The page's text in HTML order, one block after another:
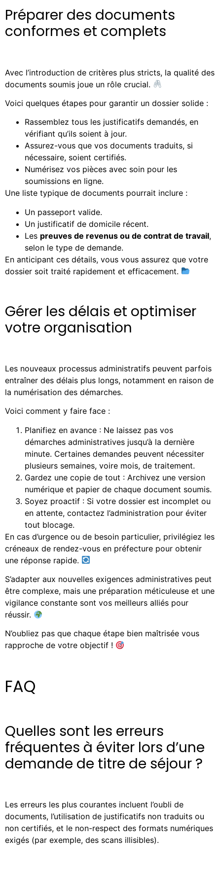
Préparer des documents
conformes et complets
Avec l’introduction de critères plus stricts, la qualité des
documents soumis joue un rôle crucial.
Voici quelques étapes pour garantir un dossier solide :
Rassemblez tous les justificatifs demandés, en
vérifiant qu’ils soient à jour.
Assurez-vous que vos documents traduits, si
nécessaire, soient certifiés.
Numérisez vos pièces avec soin pour les
soumissions en ligne.
Une liste typique de documents pourrait inclure :
Un passeport valide.
Un justificatif de domicile récent.
Les preuves de revenus ou de contrat de travail,
selon le type de demande.
En anticipant ces détails, vous vous assurez que votre
dossier soit traité rapidement et efficacement.
Gérer les délais et optimiser
votre organisation
Les nouveaux processus administratifs peuvent parfois
entraîner des délais plus longs, notamment en raison de
la numérisation des démarches.
Voici comment y faire face :
Planifiez en avance : Ne laissez pas vos
démarches administratives jusqu’à la dernière
minute. Certaines demandes peuvent nécessiter
plusieurs semaines, voire mois, de traitement.
Gardez une copie de tout : Archivez une version
numérique et papier de chaque document soumis.
Soyez proactif : Si votre dossier est incomplet ou
en attente, contactez l’administration pour éviter
tout blocage.
En cas d’urgence ou de besoin particulier, privilégiez les
créneaux de rendez-vous en préfecture pour obtenir
une réponse rapide.
S’adapter aux nouvelles exigences administratives peut
être complexe, mais une préparation méticuleuse et une
vigilance constante sont vos meilleurs alliés pour
réussir.
N’oubliez pas que chaque étape bien maîtrisée vous
rapproche de votre objectif !
FAQ
Quelles sont les erreurs
fréquentes à éviter lors d’une
demande de titre de séjour ?
Les erreurs les plus courantes incluent l’oubli de
documents, l’utilisation de justificatifs non traduits ou
non certifiés, et le non-respect des formats numériques
exigés (par exemple, des scans illisibles).